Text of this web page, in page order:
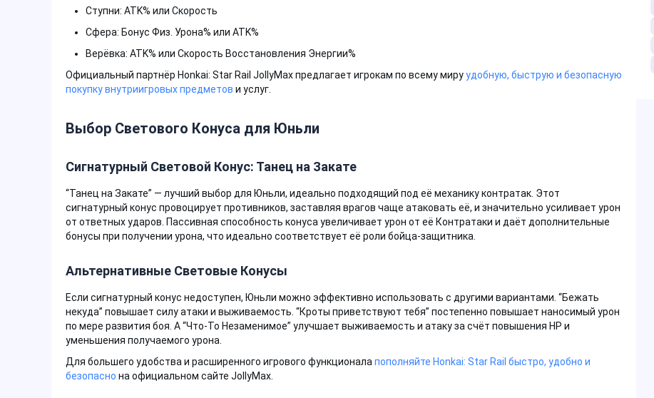
Ступни: ATK% или Скорость
Сфера: Бонус Физ. Урона% или ATK%
Верёвка: ATK% или Скорость Восстановления Энергии%
Официальный партнёр Honkai: Star Rail JollyMax предлагает игрокам по всему мируудобную, быструю и безопасную
покупку внутриигровых предметов и услуг.
Выбор Светового Конуса для Юньли
Сигнатурный Световой Конус: Танец на Закате
“Танец на Закате” — лучший выбор для Юньли, идеально подходящий под её механику контратак. Этот
сигнатурный конус провоцирует противников, заставляя врагов чаще атаковать её, и значительно усиливает урон
от ответных ударов. Пассивная способность конуса увеличивает урон от её Контратаки и даёт дополнительные
бонусы при получении урона, что идеально соответствует её роли бойца-защитника.
Альтернативные Световые Конусы
Если сигнатурный конус недоступен, Юньли можно эффективно использовать с другими вариантами. “Бежать
некуда” повышает силу атаки и выживаемость. “Кроты приветствуют тебя” постепенно повышает наносимый урон
по мере развития боя. А “Что-То Незаменимое” улучшает выживаемость и атаку за счёт повышения HP и
уменьшения получаемого урона.
Для большего удобства и расширенного игрового функционалапополняйте Honkai: Star Rail быстро, удобно и
безопасно на официальном сайте JollyMax.